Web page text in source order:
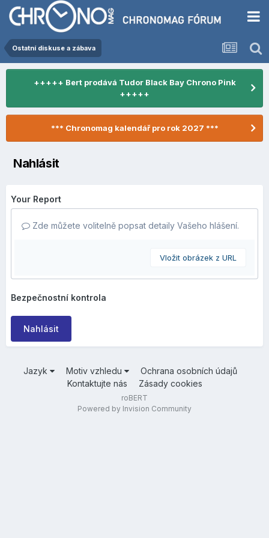
Ostatní diskuse a zábava
+++++ Bert prodává Tudor Black Bay Chrono Pink
+++++
*** Chronomag kalendář pro rok 2027 ***
Nahlásit
Your Report
Zde můžete volitelně popsat detaily Vašeho hlášení.
Vložit obrázek z URL
Bezpečnostní kontrola
Nahlásit
Jazyk Motiv vzhledu
Ochrana osobních údajů
Kontaktujte nás
Zásady cookies
roBERT
Powered by Invision Community